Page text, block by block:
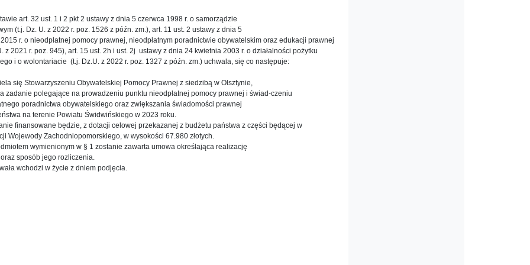
art. 32 ust. 1 i 2 pkt 2 ustawy z dnia 5 czerwca 1998 r. o samorządzie
(t.j. Dz. U. z 2022 r. poz. 1526 z późn. zm.), art. 11 ust. 2 ustawy z dnia 5
r. o nieodpłatnej pomocy prawnej, nieodpłatnym poradnictwie obywatelskim oraz edukacji prawnej
z 2021 r. poz. 945), art. 15 ust. 2h i ust. 2j ustawy z dnia 24 kwietnia 2003 r. o działalności pożytku
i o wolontariacie (t.j. Dz.U. z 2022 r. poz. 1327 z późn. zm.) uchwala, się co następuje:
się Stowarzyszeniu Obywatelskiej Pomocy Prawnej z siedzibą w Olsztynie,
zadanie polegające na prowadzeniu punktu nieodpłatnej pomocy prawnej i świad-czeniu
poradnictwa obywatelskiego oraz zwiększania świadomości prawnej
na terenie Powiatu Świdwińskiego w 2023 roku.
finansowane będzie, z dotacji celowej przekazanej z budżetu państwa z części będącej w
Wojewody Zachodniopomorskiego, w wysokości 67.980 złotych.
wymienionym w § 1 zostanie zawarta umowa określająca realizację
sposób jego rozliczenia.
wchodzi w życie z dniem podjęcia.